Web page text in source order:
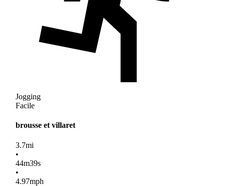
Jogging
Facile
brousse et villaret
3.7mi
•
44m39s
•
4.97mph